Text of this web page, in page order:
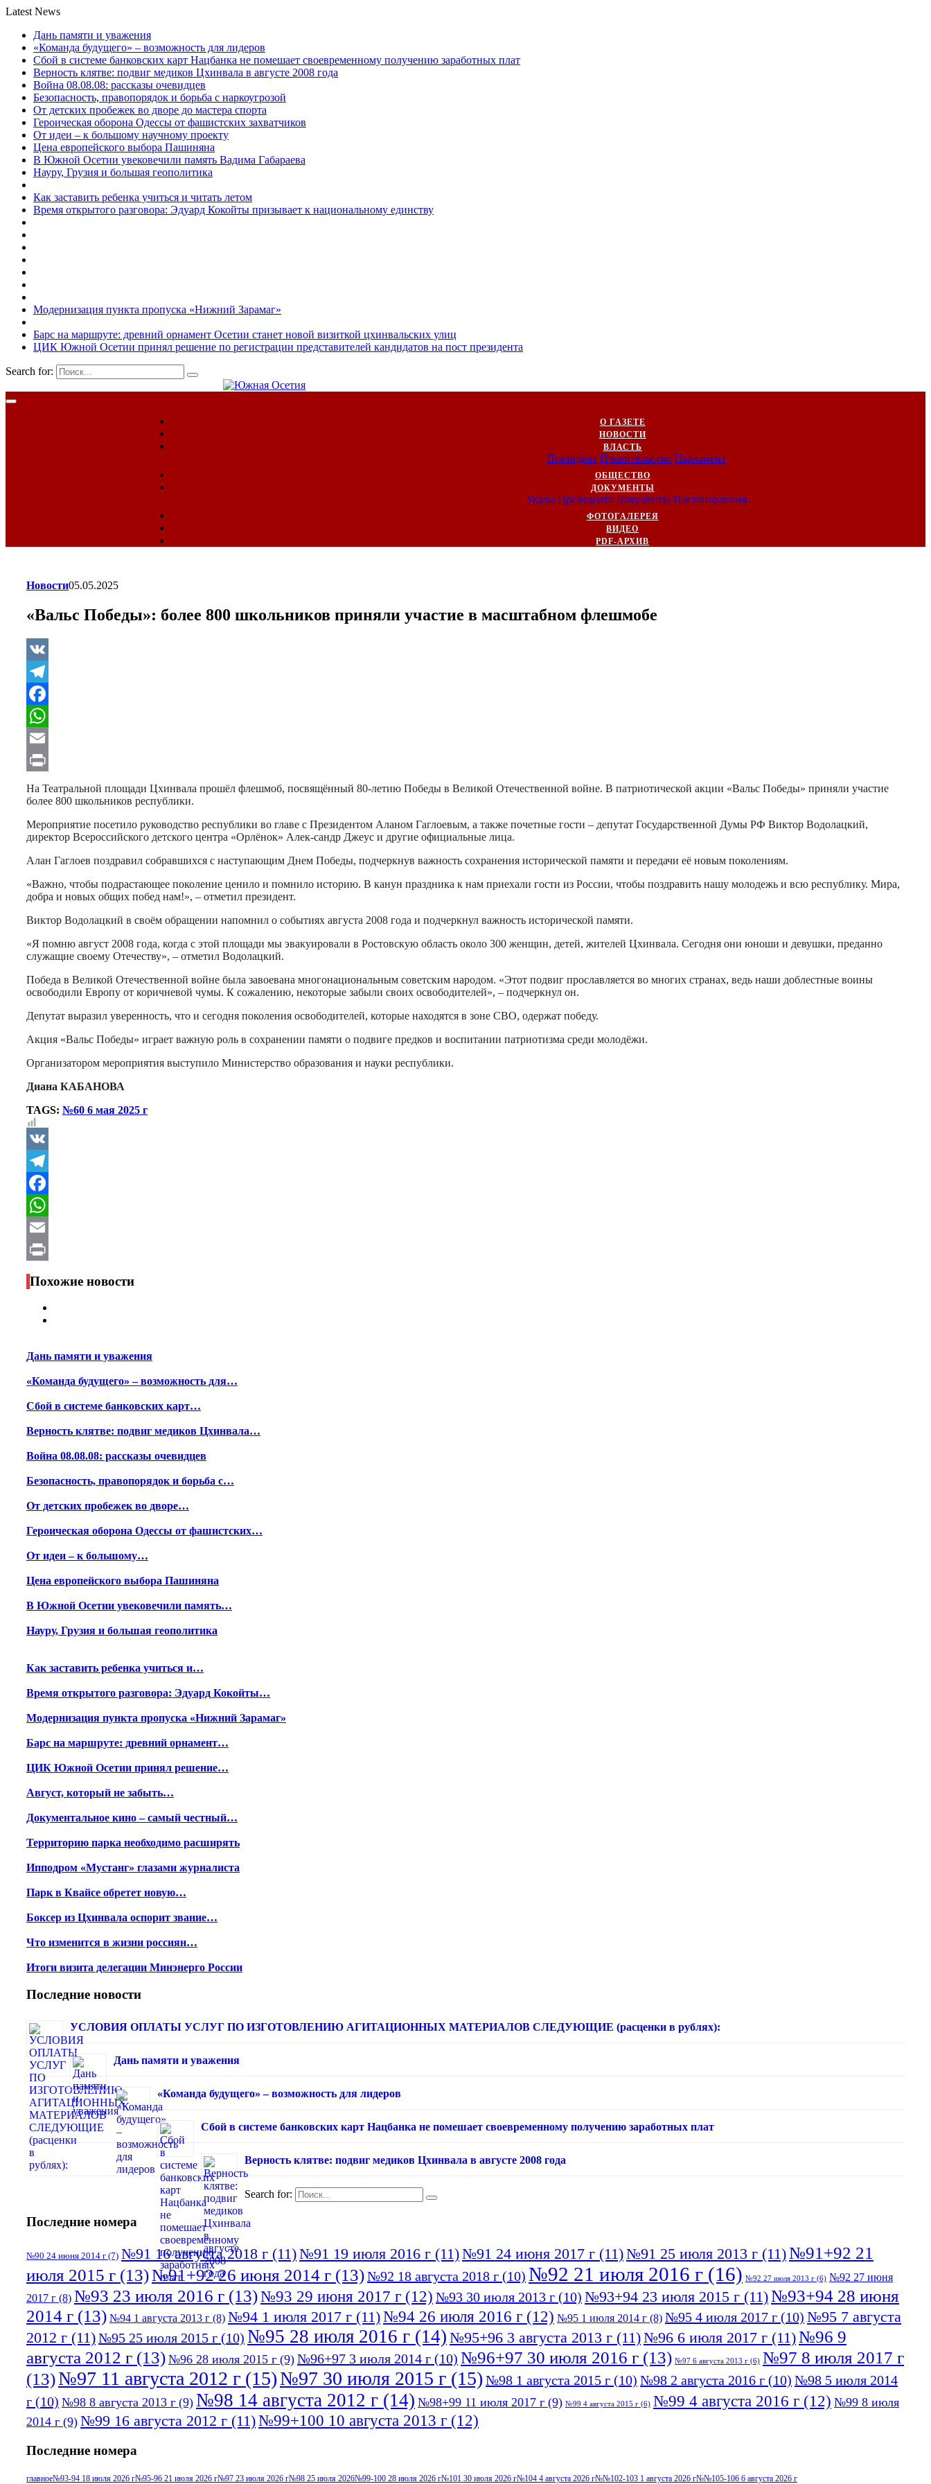
Latest News
Дань памяти и уважения
«Команда будущего» – возможность для лидеров
Сбой в системе банковских карт Нацбанка не помешает своевременному получению заработных плат
Верность клятве: подвиг медиков Цхинвала в августе 2008 года
Война 08.08.08: рассказы очевидцев
Безопасность, правопорядок и борьба с наркоугрозой
От детских пробежек во дворе до мастера спорта
Героическая оборона Одессы от фашистских захватчиков
От идеи – к большому научному проекту
Цена европейского выбора Пашиняна
В Южной Осетии увековечили память Вадима Габараева
Науру, Грузия и большая геополитика
Как заставить ребенка учиться и читать летом
Время открытого разговора: Эдуард Кокойты призывает к национальному единству
Модернизация пункта пропуска «Нижний Зарамаг»
Барс на маршруте: древний орнамент Осетии станет новой визиткой цхинвальских улиц
ЦИК Южной Осетии принял решение по регистрации представителей кандидатов на пост президента
Search for:
О ГАЗЕТЕ
НОВОСТИ
ВЛАСТЬ
Президент Правительство Парламент
ОБЩЕСТВО
ДОКУМЕНТЫ
Указы Президента Документы Постановления
ФОТОГАЛЕРЕЯ
ВИДЕО
PDF-АРХИВ
Новости05.05.2025
«Вальс Победы»: более 800 школьников приняли участие в масштабном флешмобе
VK
Telegram
Facebook
WhatsApp
Email
Print
На Театральной площади Цхинвала прошёл флешмоб, посвящённый 80-летию Победы в Великой Отечественной войне. В патриотической акции «Вальс Победы» приняли участие
более 800 школьников республики.
Мероприятие посетило руководство республики во главе с Президентом Аланом Гаглоевым, а также почетные гости – депутат Государственной Думы РФ Виктор Водолацкий,
директор Всероссийского детского центра «Орлёнок» Алек-сандр Джеус и другие официальные лица.
Алан Гаглоев поздравил собравшихся с наступающим Днем Победы, подчеркнув важность сохранения исторической памяти и передачи её новым поколениям.
«Важно, чтобы подрастающее поколение ценило и помнило историю. В канун праздника к нам приехали гости из России, чтобы поздравить нашу молодежь и всю республику. Мира,
добра и новых общих побед нам!», – отметил президент.
Виктор Водолацкий в своём обращении напомнил о событиях августа 2008 года и подчеркнул важность исторической памяти.
«Я помню август 2008 года, когда с этой площади мы эвакуировали в Ростовскую область около 300 женщин, детей, жителей Цхинвала. Сегодня они юноши и девушки, преданно
служащие своему Отечеству», – отметил Водолацкий.
Победа в Великой Отечественной войне была завоевана многонациональным советским народом. «Этот подвиг прославляется во многих странах, ведь наши доблестные воины
освободили Европу от коричневой чумы. К сожалению, некоторые забыли своих освободителей», – подчеркнул он.
Депутат выразил уверенность, что и сегодня поколения освободителей, которые находятся в зоне СВО, одержат победу.
Акция «Вальс Победы» играет важную роль в сохранении памяти о подвиге предков и воспитании патриотизма среди молодёжи.
Организатором мероприятия выступило Министерство образования и науки республики.
Диана КАБАНОВА
TAGS: №60 6 мая 2025 г
VK
Telegram
Facebook
WhatsApp
Email
Print
Похожие новости
Дань памяти и уважения
«Команда будущего» – возможность для…
Сбой в системе банковских карт…
Верность клятве: подвиг медиков Цхинвала…
Война 08.08.08: рассказы очевидцев
Безопасность, правопорядок и борьба с…
От детских пробежек во дворе…
Героическая оборона Одессы от фашистских…
От идеи – к большому…
Цена европейского выбора Пашиняна
В Южной Осетии увековечили память…
Науру, Грузия и большая геополитика
Как заставить ребенка учиться и…
Время открытого разговора: Эдуард Кокойты…
Модернизация пункта пропуска «Нижний Зарамаг»
Барс на маршруте: древний орнамент…
ЦИК Южной Осетии принял решение…
Август, который не забыть…
Документальное кино – самый честный…
Территорию парка необходимо расширять
Ипподром «Мустанг» глазами журналиста
Парк в Квайсе обретет новую…
Боксер из Цхинвала оспорит звание…
Что изменится в жизни россиян…
Итоги визита делегации Минэнерго России
Последние новости
УСЛОВИЯ ОПЛАТЫ УСЛУГ ПО ИЗГОТОВЛЕНИЮ АГИТАЦИОННЫХ МАТЕРИАЛОВ СЛЕДУЮЩИЕ (расценки в рублях):
Дань памяти и уважения
«Команда будущего» – возможность для лидеров
Сбой в системе банковских карт Нацбанка не помешает своевременному получению заработных плат
Верность клятве: подвиг медиков Цхинвала в августе 2008 года
Search for:
Последние номера
№90 24 июня 2014 г (7) №91 16 августа 2018 г (11)№91 19 июля 2016 г (11)№91 24 июня 2017 г (11)№91 25 июля 2013 г (11)№91+92 21
июля 2015 г (13)№91+92 26 июня 2014 г (13)№92 18 августа 2018 г (10) №92 21 июля 2016 г (16) №92 27 июля 2013 г (6) №92 27 июня
2017 г (8) №93 23 июля 2016 г (13)№93 29 июня 2017 г (12) №93 30 июля 2013 г (10) №93+94 23 июля 2015 г (11)№93+94 28 июня
2014 г (13) №94 1 августа 2013 г (8) №94 1 июля 2017 г (11)№94 26 июля 2016 г (12) №95 1 июля 2014 г (8) №95 4 июля 2017 г (10) №95 7 августа
2012 г (11)№95 25 июля 2015 г (10) №95 28 июля 2016 г (14) №95+96 3 августа 2013 г (11)№96 6 июля 2017 г (11)№96 9
августа 2012 г (13) №96 28 июля 2015 г (9) №96+97 3 июля 2014 г (10) №96+97 30 июля 2016 г (13) №97 6 августа 2013 г (6) №97 8 июля 2017 г
(13)№97 11 августа 2012 г (15)№97 30 июля 2015 г (15) №98 1 августа 2015 г (10) №98 2 августа 2016 г (10) №98 5 июля 2014
г (10) №98 8 августа 2013 г (9) №98 14 августа 2012 г (14) №98+99 11 июля 2017 г (9) №99 4 августа 2015 г (6) №99 4 августа 2016 г (12) №99 8 июля
2014 г (9) №99 16 августа 2012 г (11)№99+100 10 августа 2013 г (12)
Последние номера
главное№93-94 18 июля 2026 г№95-96 21 июля 2026 г№97 23 июля 2026 г№98 25 июля 2026№99-100 28 июля 2026 г№101 30 июля 2026 г№104 4 августа 2026 г№№102-103 1 августа 2026 г№№105-106 6 августа 2026 г